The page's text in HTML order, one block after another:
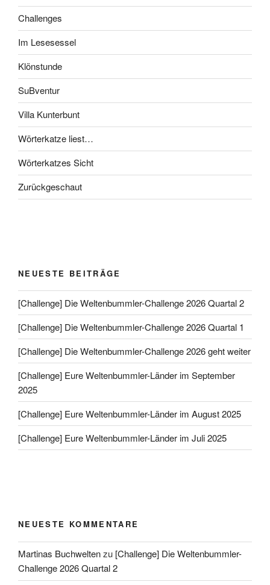
Challenges
Im Lesesessel
Klönstunde
SuBventur
Villa Kunterbunt
Wörterkatze liest…
Wörterkatzes Sicht
Zurückgeschaut
NEUESTE BEITRÄGE
[Challenge] Die Weltenbummler-Challenge 2026 Quartal 2
[Challenge] Die Weltenbummler-Challenge 2026 Quartal 1
[Challenge] Die Weltenbummler-Challenge 2026 geht weiter
[Challenge] Eure Weltenbummler-Länder im September
2025
[Challenge] Eure Weltenbummler-Länder im August 2025
[Challenge] Eure Weltenbummler-Länder im Juli 2025
NEUESTE KOMMENTARE
Martinas Buchweltenzu [Challenge] Die Weltenbummler-
Challenge 2026 Quartal 2